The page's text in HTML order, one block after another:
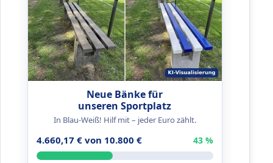
Neue Bänke für
unseren Sportplatz
In Blau-Weiß! Hilf mit – jeder Euro zählt.
4.660,17 € von 10.800 € 43 %